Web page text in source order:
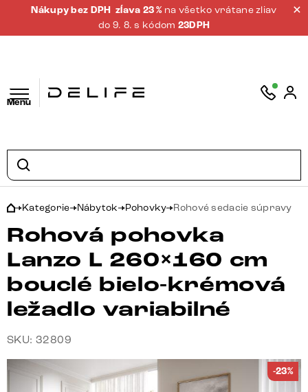
Nákupy bez DPH zĺava 23 % na všetko vrátane zliav
do 9. 8. s kódom 23DPH
Menu
Kategorie Nábytok Pohovky Rohové sedacie súpravy
Rohová pohovka
Lanzo L 260×160 cm
bouclé bielo-krémová
ležadlo variabilné
SKU: 32809
-23%